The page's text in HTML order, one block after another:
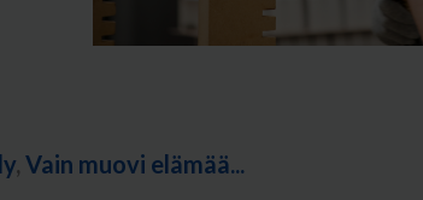
, Vain muovi elämää...